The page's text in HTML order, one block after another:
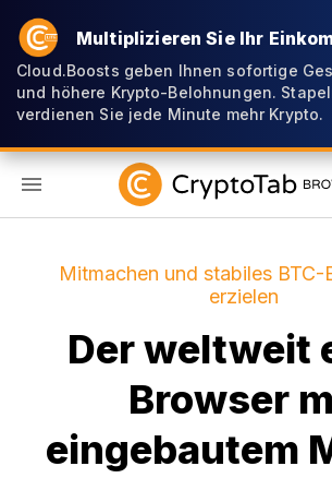
Multiplizieren Sie Ihr
Cloud.Boosts geben Ihnen sofortige
und höhere Krypto-Belohnungen.
verdienen Sie jede Minute mehr Krypto.
Mitmachen und stabiles BTC-
erzielen
Der weltweit
Browser
eingebautem